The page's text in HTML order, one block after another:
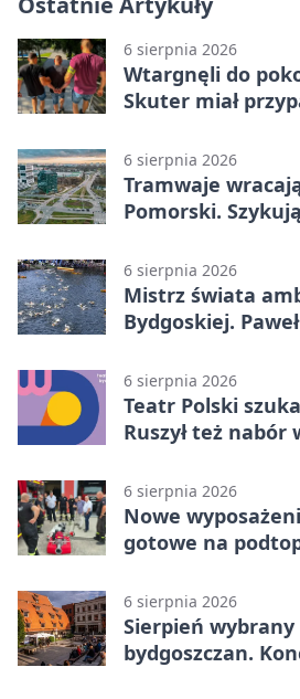
6 sierpnia 2026
Wtargnęli do
Skuter miał
6 sierpnia 2026
Tramwaje
Pomorski.
6 sierpnia 2026
Mistrz świata
Bydgoskiej.
6 sierpnia 2026
Teatr Polski
Ruszył też
6 sierpnia 2026
Nowe
gotowe na
6 sierpnia 2026
Sierpień wybrany
bydgoszczan.